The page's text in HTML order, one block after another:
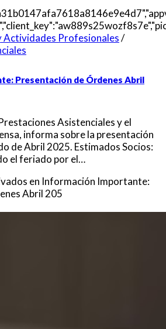
Actividades Profesionales/
Presentación de Órdenes Abril
Asistenciales y el
informa sobre la presentación
de Abril 2025. Estimados Socios:
el feriado por el…
en Información Importante:
Abril 205